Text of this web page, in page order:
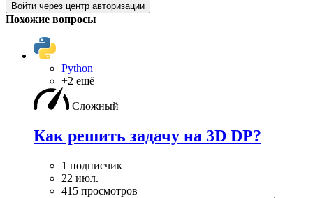
Войти через центр авторизации
Похожие вопросы
Python
+2 ещё
Сложный
Как решить задачу на 3D DP?
1 подписчик
22 июл.
415 просмотров